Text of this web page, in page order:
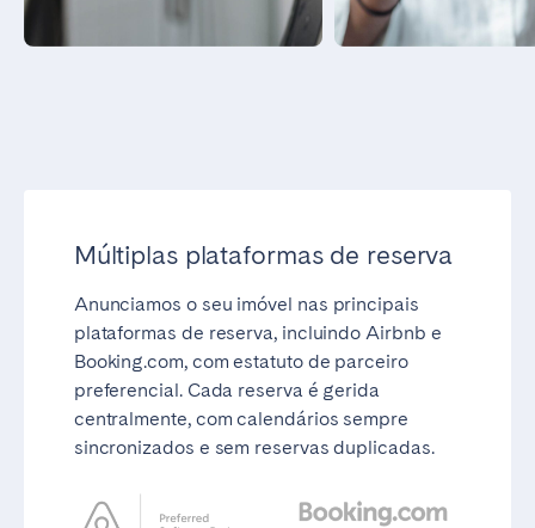
Múltiplas plataformas de reserva
Anunciamos o seu imóvel nas principais
plataformas de reserva, incluindo Airbnb e
Booking.com, com estatuto de parceiro
preferencial. Cada reserva é gerida
centralmente, com calendários sempre
sincronizados e sem reservas duplicadas.